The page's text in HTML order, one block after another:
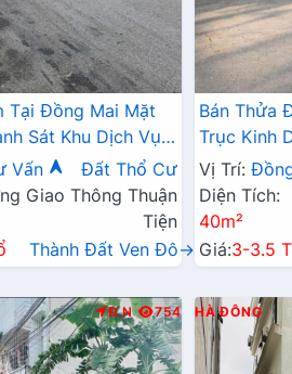
Tại Đồng Mai Mặt
Sát Khu Dịch Vụ
Vấn
Đất Thổ Cư
Giao Thông Thuận
Tiện
Thành Đất Ven Đô→
Bán Thửa
Trục Kinh
Thái Đồng
Vị Trí:
Diện Tích:
40m²
Giá:3-3.5
Đ.N 754 HÀ ĐÔNG